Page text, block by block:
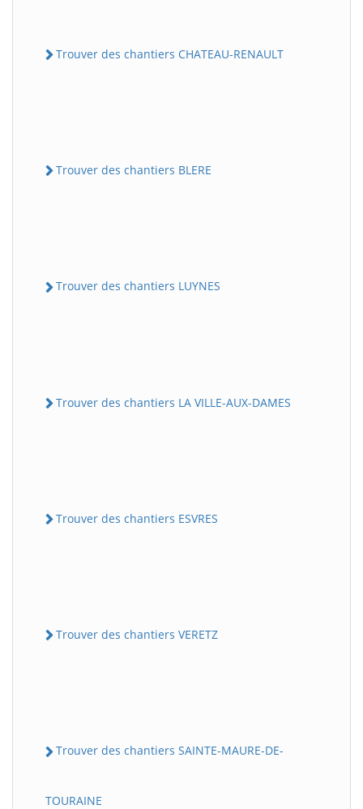
Trouver des chantiers CHATEAU-RENAULT
Trouver des chantiers BLERE
Trouver des chantiers LUYNES
Trouver des chantiers LA VILLE-AUX-DAMES
Trouver des chantiers ESVRES
Trouver des chantiers VERETZ
Trouver des chantiers SAINTE-MAURE-DE-
TOURAINE